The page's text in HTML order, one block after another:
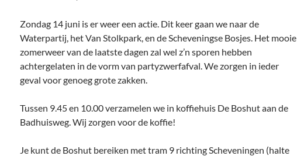
Zondag 14 juni is er weer een actie. Dit keer gaan we naar de
Waterpartij, het Van Stolkpark, en de Scheveningse Bosjes. Het mooie
zomerweer van de laatste dagen zal wel z’n sporen hebben
achtergelaten in de vorm van partyzwerfafval. We zorgen in ieder
geval voor genoeg grote zakken.
Tussen 9.45 en 10.00 verzamelen we in koffiehuis De Boshut aan de
Badhuisweg. Wij zorgen voor de koffie!
Je kunt de Boshut bereiken met tram 9 richting Scheveningen (halte